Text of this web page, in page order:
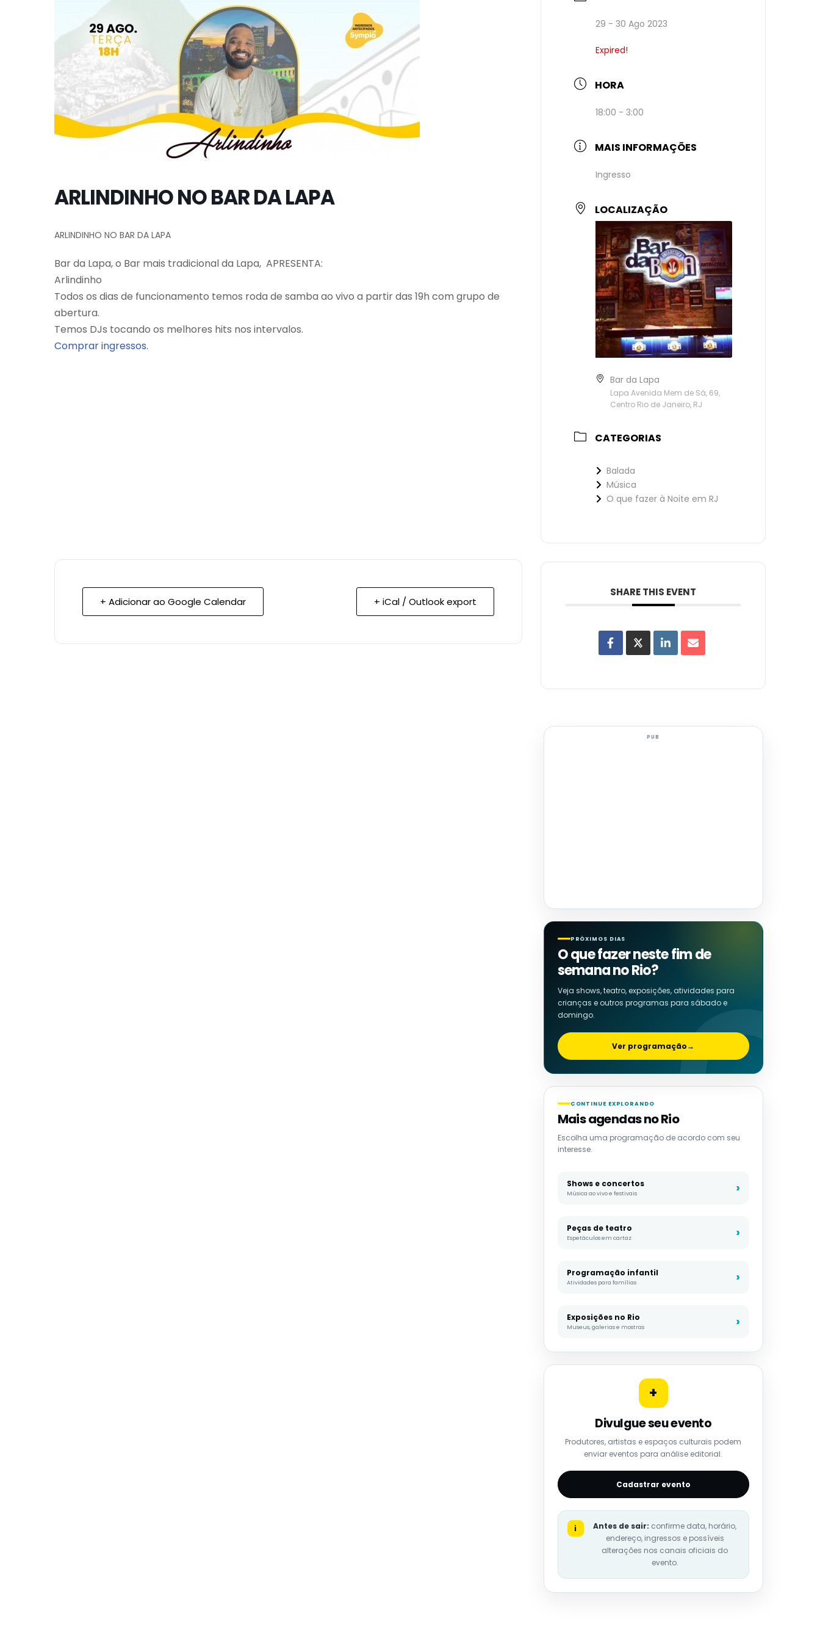
ARLINDINHO NO BAR DA LAPA
ARLINDINHO NO BAR DA LAPA
Bar da Lapa, o Bar mais tradicional da Lapa, APRESENTA:
Arlindinho
Todos os dias de funcionamento temos roda de samba ao vivo a partir das 19h com grupo de
abertura.
Temos DJs tocando os melhores hits nos intervalos.
Comprar ingressos.
+ Adicionar ao Google Calendar + iCal / Outlook export
29 - 30 Ago 2023
Expired!
HORA
18:00 - 3:00
MAIS INFORMAÇÕES
Ingresso
LOCALIZAÇÃO
Bar da Lapa
Lapa Avenida Mem de Sá, 69,
Centro Rio de Janeiro, RJ
CATEGORIAS
Balada
Música
O que fazer à Noite em RJ
SHARE THIS EVENT
PUB
PRÓXIMOS DIAS
O que fazer neste fim de
semana no Rio?
Veja shows, teatro, exposições, atividades para
crianças e outros programas para sábado e
domingo.
Ver programação→
CONTINUE EXPLORANDO
Mais agendas no Rio
Escolha uma programação de acordo com seu
interesse.
Shows e concertos
Música ao vivo e festivais
Peças de teatro
Espetáculos em cartaz
Programação infantil
Atividades para famílias
Exposições no Rio
Museus, galerias e mostras
+
Divulgue seu evento
Produtores, artistas e espaços culturais podem
enviar eventos para análise editorial.
Cadastrar evento
i Antes de sair: confirme data, horário,
endereço, ingressos e possíveis
alterações nos canais oficiais do
evento.